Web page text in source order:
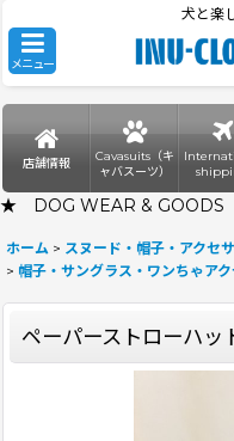
犬と楽
メニュー
店舗情報
Cavasuits（キ
ャバスーツ）
★ DOG WEAR &
ホーム > スヌード・帽子・アクセ
> 帽子・サングラス・ワンちゃア
ペーパーストローハッ